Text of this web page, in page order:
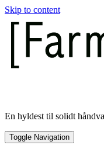
Skip to content
En hyldest til solidt
Toggle Navigation